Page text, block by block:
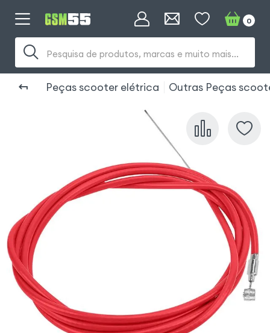
Pesquisa de produtos, marcas e muito mais...
0
Peças scooter elétrica Outras Peças